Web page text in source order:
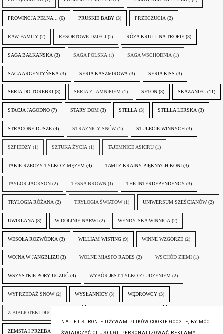
PROWINCJA PEŁNA... (6) PRUSKIE BABY (3) PRZECZUCIA (2)
RAW FAMILY (2) RESORTOWE DZIECI (2) RÓŻA KRULL NA TROPIE (3)
SAGA BAŁKAŃSKA (3) SAGA POLSKA (1) SAGA WSCHODNIA (1)
SAGA ARGENTYŃSKA (3) SERIA KASZMIROWA (3) SERIA KISS (3)
SERIA DO TOREBKI (3) SERIA Z JAMNIKIEM (1) SETON (3) SKAZANIEC (11)
STACJA JAGODNO (7) STARY DOM (3) STELLA (3) STELLA LERSKA (3)
STRACONE DUSZE (4) STRAŻNICY SNÓW (1) STULECIE WINNYCH (3)
SZPIEDZY (1) SZTUKA ŻYCIA (1) TAJEMNICE ASKIRU (1)
TAKIE RZECZY TYLKO Z MĘŻEM (4) TAMI Z KRAINY PIĘKNYCH KONI (3)
TAYLOR JACKSON (2) TESSA BROWN (1) THE INTERDEPENDENCY (3)
TRYLOGIA RÓŻANA (2) TRYLOGIA ŚWIATÓW (1) UNIWERSUM SZEŚCIANÓW (2)
UWIKŁANA (3) W DOLINIE NARWI (2) WENDYJSKA WINNICA (2)
WESOŁA ROZWÓDKA (3) WILLIAM WISTING (9) WINNE WZGÓRZE (2)
WOJNA W JANGBLIZJI (3) WOLNE MIASTO RADES (2) WSCHÓD ZIEMI (1)
WSZYSTKIE PORY UCZUĆ (4) WYBÓR JEST TYLKO ZŁUDZENIEM (2)
WYPRZEDAŻ SNÓW (2) WYSŁANNICY (3) WĘDROWCY (3)
Z BIBLIOTEKI DUCHA GÓR
ZEMSTA I PRZEBACZENIE (6) ŚLADY ZBRODNI (3) ŻYCIA W ŻYCIU (3)
NA TEJ STRONIE UŻYWAM PLIKÓW COOKIE GOOGLE, BY MÓC
ŚWIADCZYĆ CI USŁUGI, PERSONALIZOWAĆ REKLAMY I